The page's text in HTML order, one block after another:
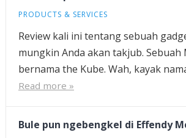
PRODUCTS & SERVICES
Review kali ini tentang sebuah
mungkin Anda akan takjub. Sebuah
bernama the Kube. Wah, kayak
Read more »
Bule pun ngebengkel di Effendy